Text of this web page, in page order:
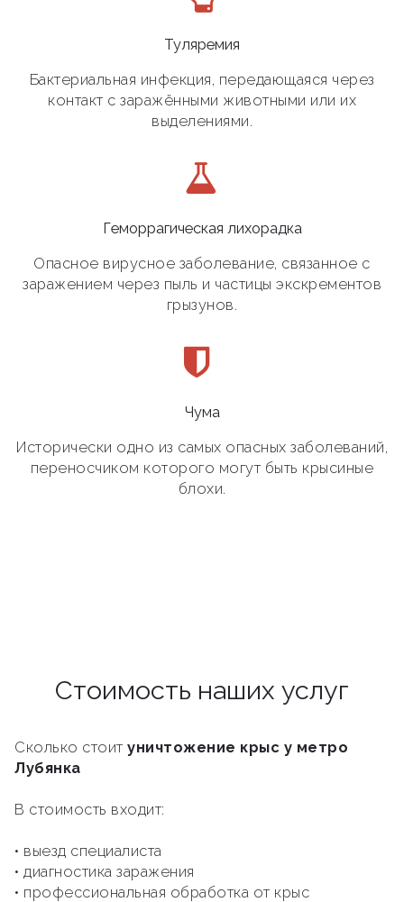
Туляремия
Бактериальная инфекция, передающаяся через
контакт с заражёнными животными или их
выделениями.
Геморрагическая лихорадка
Опасное вирусное заболевание, связанное с
заражением через пыль и частицы экскрементов
грызунов.
Чума
Исторически одно из самых опасных заболеваний,
переносчиком которого могут быть крысиные
блохи.
Стоимость наших услуг
Сколько стоит уничтожение крыс у метро
Лубянка
В стоимость входит:
• выезд специалиста
• диагностика заражения
• профессиональная обработка от крыс